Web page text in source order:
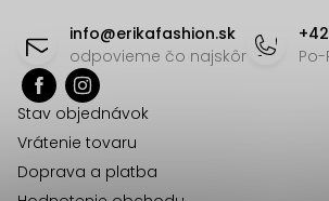
info@erikafashion.sk
odpovieme čo najskôr
Po-
Stav objednávok
Vrátenie tovaru
Doprava a platba